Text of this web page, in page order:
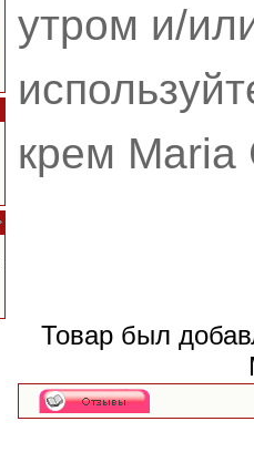
утром и/
крем Maria
Товар был